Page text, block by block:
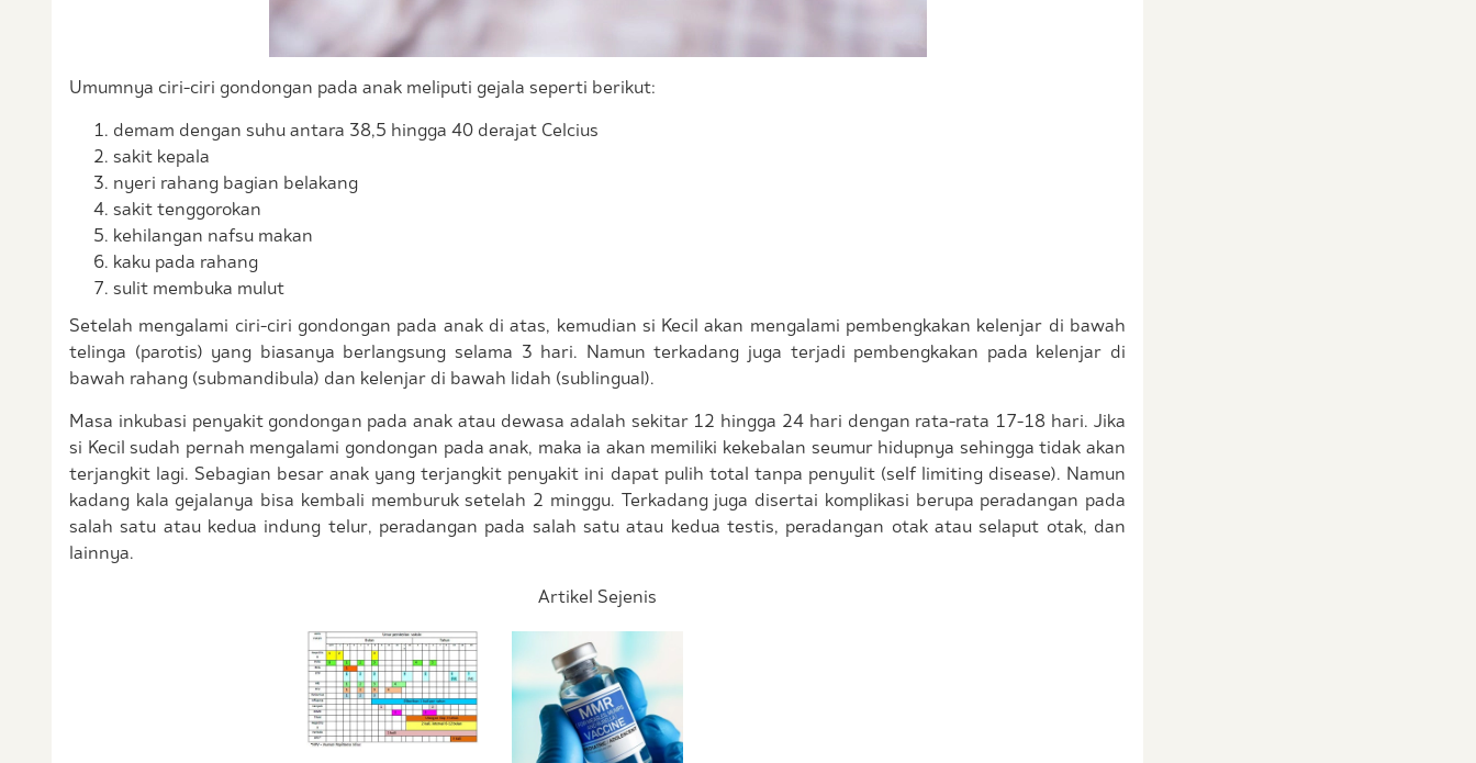
Umumnya ciri-ciri gondongan pada anak meliputi gejala seperti berikut:
demam dengan suhu antara 38,5 hingga 40 derajat Celcius
sakit kepala
nyeri rahang bagian belakang
sakit tenggorokan
kehilangan nafsu makan
kaku pada rahang
sulit membuka mulut
Setelah mengalami ciri-ciri gondongan pada anak di atas, kemudian si Kecil akan mengalami pembengkakan kelenjar di bawah
telinga (parotis) yang biasanya berlangsung selama 3 hari. Namun terkadang juga terjadi pembengkakan pada kelenjar di
bawah rahang (submandibula) dan kelenjar di bawah lidah (sublingual).
Masa inkubasi penyakit gondongan pada anak atau dewasa adalah sekitar 12 hingga 24 hari dengan rata-rata 17-18 hari. Jika
si Kecil sudah pernah mengalami gondongan pada anak, maka ia akan memiliki kekebalan seumur hidupnya sehingga tidak akan
terjangkit lagi. Sebagian besar anak yang terjangkit penyakit ini dapat pulih total tanpa penyulit (self limiting disease). Namun
kadang kala gejalanya bisa kembali memburuk setelah 2 minggu. Terkadang juga disertai komplikasi berupa peradangan pada
salah satu atau kedua indung telur, peradangan pada salah satu atau kedua testis, peradangan otak atau selaput otak, dan
lainnya.
Artikel Sejenis